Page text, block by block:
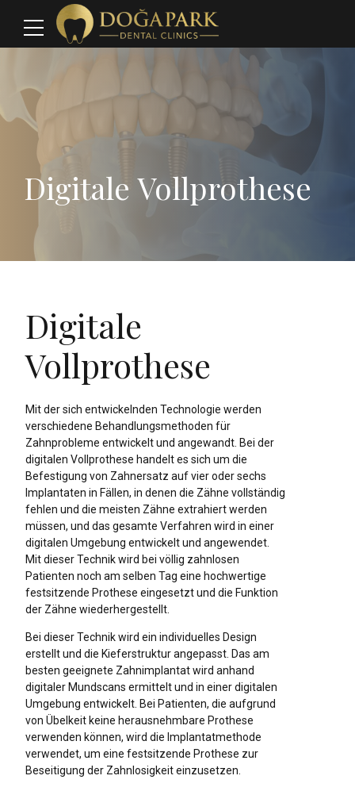
Digitale Vollprothese
Digitale
Vollprothese
Mit der sich entwickelnden Technologie werden
verschiedene Behandlungsmethoden für
Zahnprobleme entwickelt und angewandt. Bei der
digitalen Vollprothese handelt es sich um die
Befestigung von Zahnersatz auf vier oder sechs
Implantaten in Fällen, in denen die Zähne vollständig
fehlen und die meisten Zähne extrahiert werden
müssen, und das gesamte Verfahren wird in einer
digitalen Umgebung entwickelt und angewendet.
Mit dieser Technik wird bei völlig zahnlosen
Patienten noch am selben Tag eine hochwertige
festsitzende Prothese eingesetzt und die Funktion
der Zähne wiederhergestellt.
Bei dieser Technik wird ein individuelles Design
erstellt und die Kieferstruktur angepasst. Das am
besten geeignete Zahnimplantat wird anhand
digitaler Mundscans ermittelt und in einer digitalen
Umgebung entwickelt. Bei Patienten, die aufgrund
von Übelkeit keine herausnehmbare Prothese
verwenden können, wird die Implantatmethode
verwendet, um eine festsitzende Prothese zur
Beseitigung der Zahnlosigkeit einzusetzen.